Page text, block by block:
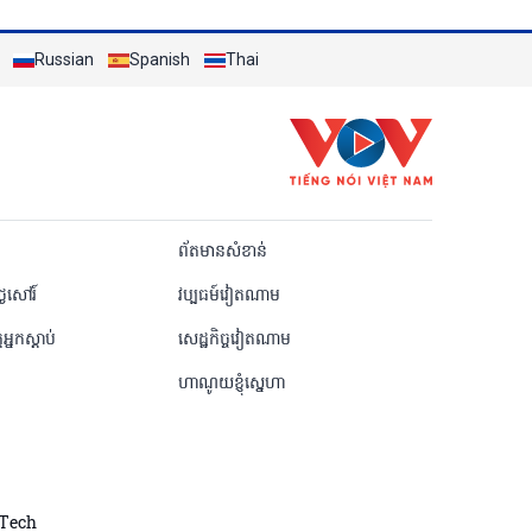
Russian Spanish Thai
ព័តមានសំខាន់
សៅរ៍
វប្បធម៍វៀតណាម
កស្តាប់
សេដ្ឋកិច្ចវៀតណាម
ហាណូយខ្ញុំស្នេហា